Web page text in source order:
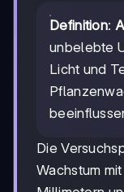
Definition:
unbelebte
Licht und
Die
Wachstum